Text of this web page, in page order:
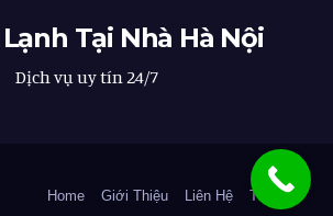
Tại Nhà Hà Nội
Dịch vụ uy tín 24/7
Home Giới Thiệu Liên Hệ Tin Tức